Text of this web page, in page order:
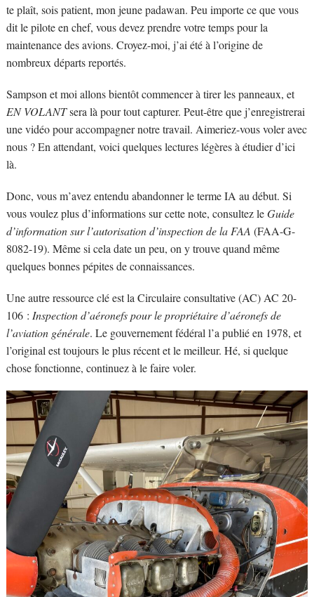
te plaît, sois patient, mon jeune padawan. Peu importe ce que vous
dit le pilote en chef, vous devez prendre votre temps pour la
maintenance des avions. Croyez-moi, j’ai été à l’origine de
nombreux départs reportés.
Sampson et moi allons bientôt commencer à tirer les panneaux, et
EN VOLANTsera là pour tout capturer. Peut-être que j’enregistrerai
une vidéo pour accompagner notre travail. Aimeriez-vous voler avec
nous ? En attendant, voici quelques lectures légères à étudier d’ici
là.
Donc, vous m’avez entendu abandonner le terme IA au début. Si
vous voulez plus d’informations sur cette note, consultez leGuide
d’information sur l’autorisation d’inspection de la FAA (FAA-G-
8082-19). Même si cela date un peu, on y trouve quand même
quelques bonnes pépites de connaissances.
Une autre ressource clé est la Circulaire consultative (AC) AC 20-
106 : Inspection d’aéronefs pour le propriétaire d’aéronefs de
l’aviation générale. Le gouvernement fédéral l’a publié en 1978, et
l’original est toujours le plus récent et le meilleur. Hé, si quelque
chose fonctionne, continuez à le faire voler.